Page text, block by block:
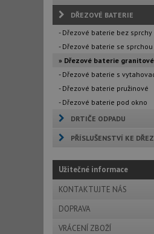
DŘEZOVÉ BATERIE
- Dřezové baterie bez sprchy
- Dřezové baterie se sprchou
» Dřezové baterie granitové
- Dřezové baterie s
- Dřezové baterie pružinové
- Dřezové baterie pod okno
DRTIČE ODPADU
PŘÍSLUŠENSTVÍ KE
Užitečné informace
KONTAKTUJTE NÁS
DOPRAVA
VRÁCENÍ ZBOŽÍ